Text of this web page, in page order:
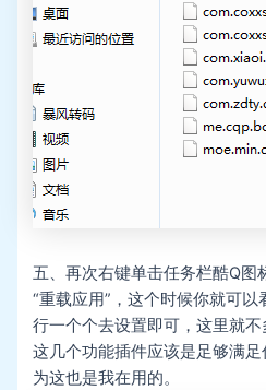
五、再次右键单击任务栏酷Q图
“重载应用”，这个时候你就可
行一个个去设置即可，这里就
这几个功能插件应该是足够满
为这也是我在用的。